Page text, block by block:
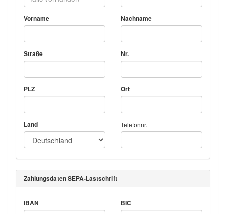
Vorname Nachname
Straße Nr.
PLZ Ort
Land Telefonnr.
Zahlungsdaten SEPA-Lastschrift
IBAN BIC